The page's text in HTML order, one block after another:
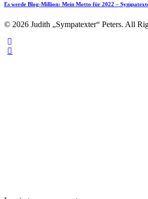
Es werde Blog-Million: Mein Motto für 2022 –
© 2026 Judith „Sympatexter“ Peters. All